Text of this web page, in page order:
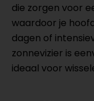
die zorgen voor
waardoor je
dagen of
zonnevizier is
ideaal voor